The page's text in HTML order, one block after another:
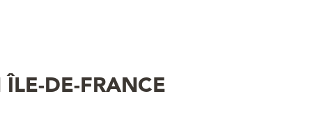
DE-FRANCE